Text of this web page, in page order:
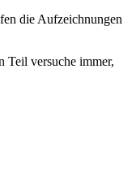
die Aufzeichnungen
Teil versuche immer,